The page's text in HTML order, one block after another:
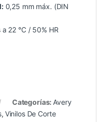
0,25 mm máx. (DIN
22 °C / 50% HR
Categorías: Avery
, Vinilos De Corte